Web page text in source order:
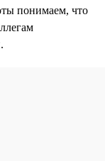
понимаем, что